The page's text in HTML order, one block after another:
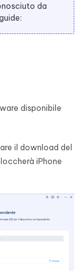
da
disponibile
il download del
iPhone